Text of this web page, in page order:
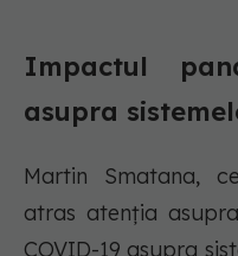
Impactul
asupra
Martin Smatana,
atras atenția
COVID-19 asupra